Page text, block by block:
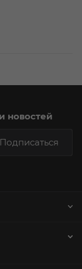
новостей
Подписаться